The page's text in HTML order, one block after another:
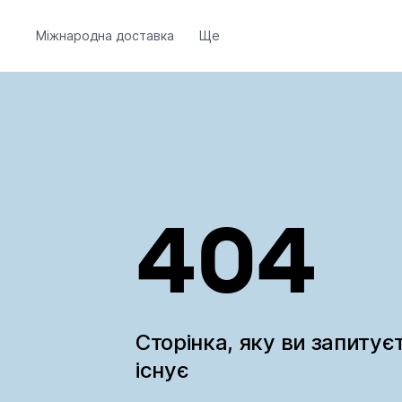
Міжнародна доставка Ще
404
Сторінка, яку ви
існує